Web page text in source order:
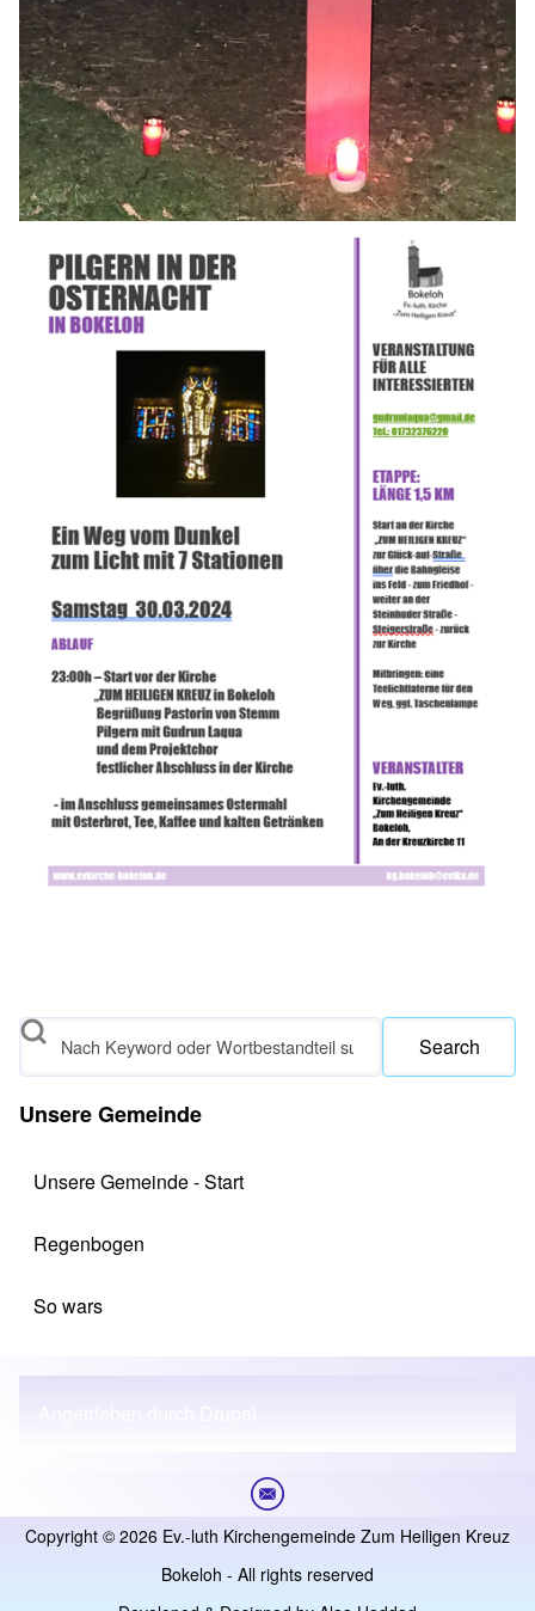
Search
Unsere Gemeinde
Unsere Gemeinde - Start
Regenbogen
So wars
Copyright © 2026 Ev.-luth Kirchengemeinde Zum Heiligen Kreuz
Bokeloh - All rights reserved